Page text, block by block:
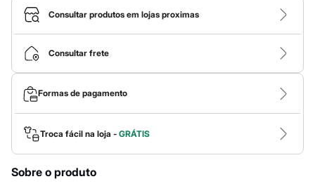
Básicos
Calças
Casacos e Jaquetas
Jeans
Macacões
Saias
Shorts e Bermudas
Vestidos
Acessórios
Bolsas
Bonés e Chapéus
Bijoux
Cintos
Óculos
Consultar produtos em lojas proximas
Consultar frete
Formas de pagamento
Troca fácil na loja - GRÁTIS
Sobre o produto